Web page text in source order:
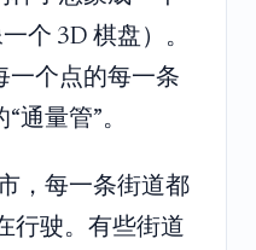
个 3D 棋盘）。
一个点的每一条
通量管”。
，每一条街道都
行驶。有些街道